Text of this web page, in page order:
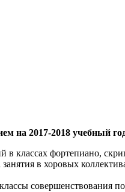
на 2017-2018 учебный
в классах фортепиано,
в хоровых
совершенствования